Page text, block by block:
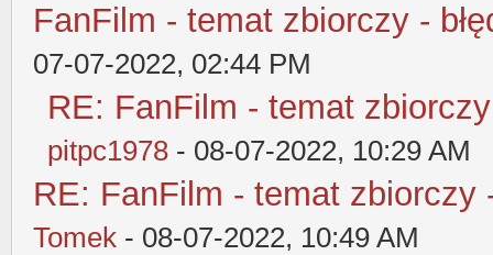
FanFilm - temat zbiorczy -
07-07-2022, 02:44 PM
RE: FanFilm - temat
pitpc1978 - 08-07-2022, 10:29 AM
RE: FanFilm - temat zbiorczy
Tomek - 08-07-2022, 10:49 AM